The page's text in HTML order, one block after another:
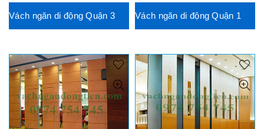
Vách ngăn di động Quận 3 Vách ngăn di động Quận 1